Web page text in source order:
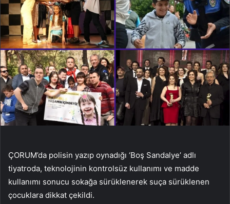
ÇORUM’da polisin yazıp oynadığı ‘Boş Sandalye’ adlı
tiyatroda, teknolojinin kontrolsüz kullanımı ve madde
kullanımı sonucu sokağa sürüklenerek suça sürüklenen
çocuklara dikkat çekildi.